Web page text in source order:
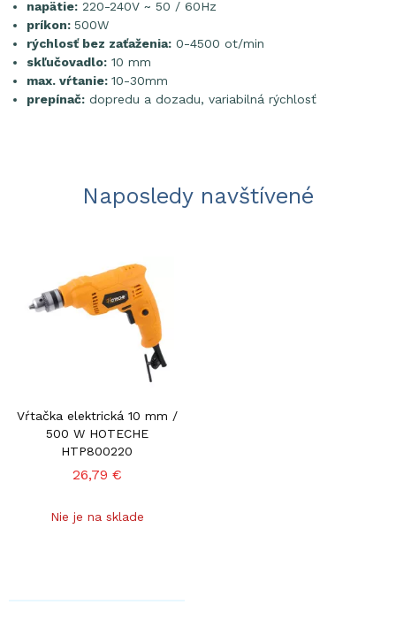
napätie: 220-240V ~ 50 / 60Hz
príkon: 500W
rýchlosť bez zaťaženia: 0-4500 ot/min
skľučovadlo: 10 mm
max. vŕtanie: 10-30mm
prepínač: dopredu a dozadu, variabilná rýchlosť
Naposledy navštívené
Vŕtačka elektrická 10 mm /
500 W HOTECHE
HTP800220
26,79 €
Nie je na sklade